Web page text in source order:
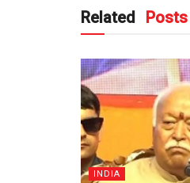
Related Posts
INDIA